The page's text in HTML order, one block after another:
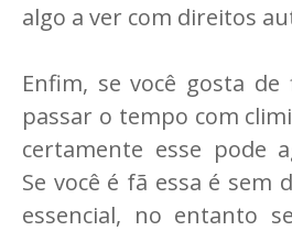
algo a ver com direitos
Enfim, se você gosta de
passar o tempo com
certamente esse pode
Se você é fã essa é sem
essencial, no entanto